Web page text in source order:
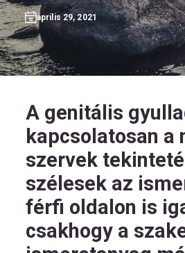
Kövess
minket!
április 29, 2021
A genitális
kapcsolatosan a
szervek
szélesek az
férfi oldalon is
csakhogy a